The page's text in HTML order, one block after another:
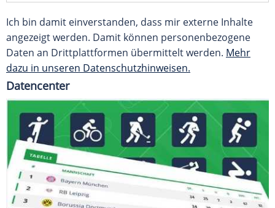
Ich bin damit einverstanden, dass mir externe Inhalte
angezeigt werden. Damit können personenbezogene
Daten an Drittplattformen übermittelt werden. Mehr
dazu in unseren Datenschutzhinweisen.
Datencenter